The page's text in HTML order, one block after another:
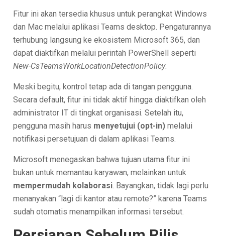
Fitur ini akan tersedia khusus untuk perangkat Windows
dan Mac melalui aplikasi Teams desktop. Pengaturannya
terhubung langsung ke ekosistem Microsoft 365, dan
dapat diaktifkan melalui perintah PowerShell seperti
New-CsTeamsWorkLocationDetectionPolicy.
Meski begitu, kontrol tetap ada di tangan pengguna.
Secara default, fitur ini tidak aktif hingga diaktifkan oleh
administrator IT di tingkat organisasi. Setelah itu,
pengguna masih harus menyetujui (opt-in) melalui
notifikasi persetujuan di dalam aplikasi Teams.
Microsoft menegaskan bahwa tujuan utama fitur ini
bukan untuk memantau karyawan, melainkan untuk
mempermudah kolaborasi . Bayangkan, tidak lagi perlu
menanyakan “lagi di kantor atau remote?” karena Teams
sudah otomatis menampilkan informasi tersebut.